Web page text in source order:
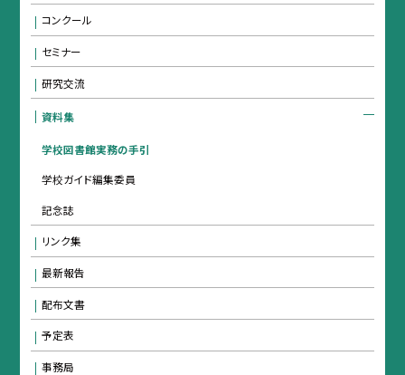
コンクール
セミナー
研究交流
資料集
学校図書館実務の手引
学校ガイド編集委員
記念誌
リンク集
最新報告
配布文書
予定表
事務局